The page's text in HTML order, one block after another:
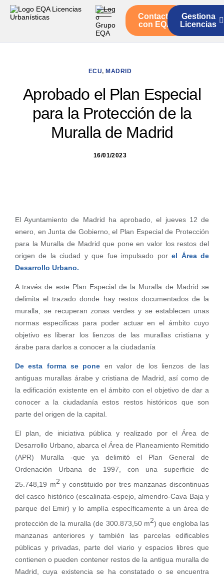
Servicios
Contacto
con EQA
Gestiona
Licencias
ECU, MADRID
Aprobado el Plan Especial
para la Protección de la
Muralla de Madrid
16/01/2023
El Ayuntamiento de Madrid ha aprobado, el jueves 12 de
enero, en Junta de Gobierno, el Plan Especial de Protección
para la Muralla de Madrid que pone en valor los restos del
origen de la ciudad y que fue impulsado porel Área de
Desarrollo Urbano.
A través de este Plan Especial de la Muralla de Madrid se
delimita el trazado donde hay restos documentados de la
muralla, se recuperan zonas verdes y se establecen unas
normas específicas para poder actuar en el ámbito cuyo
objetivo es liberar los lienzos de las murallas cristiana y
árabe para darlos a conocer a la ciudadanía
De esta forma se pone en valor de los lienzos de las
antiguas murallas árabe y cristiana de Madrid, así como de
la edificación existente en el ámbito con el objetivo de dar a
conocer a la ciudadanía estos restos históricos que son
parte del origen de la capital.
El plan, de iniciativa pública y realizado por el Área de
Desarrollo Urbano, abarca el Área de Planeamiento Remitido
(APR) Muralla -que ya delimitó el Plan General de
Ordenación Urbana de 1997, con una superficie de
25.748,19 m2 y constituido por tres manzanas discontinuas
del casco histórico (escalinata-espejo, almendro-Cava Baja y
parque del Emir) y lo amplía específicamente a un área de
protección de la muralla (de 300.873,50 m2) que engloba las
manzanas anteriores y también las parcelas edificables
públicas y privadas, parte del viario y espacios libres que
contienen o pueden contener restos de la antigua muralla de
Madrid, cuya existencia se ha constatado o se encuentra